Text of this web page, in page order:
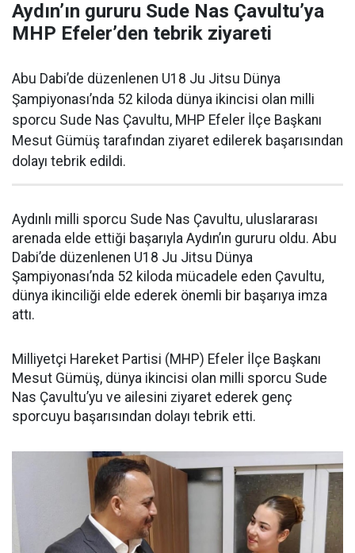
Aydın’ın gururu Sude Nas Çavultu’ya
MHP Efeler’den tebrik ziyareti
Abu Dabi’de düzenlenen U18 Ju Jitsu Dünya
Şampiyonası’nda 52 kiloda dünya ikincisi olan milli
sporcu Sude Nas Çavultu, MHP Efeler İlçe Başkanı
Mesut Gümüş tarafından ziyaret edilerek başarısından
dolayı tebrik edildi.
Aydınlı milli sporcu Sude Nas Çavultu, uluslararası
arenada elde ettiği başarıyla Aydın’ın gururu oldu. Abu
Dabi’de düzenlenen U18 Ju Jitsu Dünya
Şampiyonası’nda 52 kiloda mücadele eden Çavultu,
dünya ikinciliği elde ederek önemli bir başarıya imza
attı.
Milliyetçi Hareket Partisi (MHP) Efeler İlçe Başkanı
Mesut Gümüş, dünya ikincisi olan milli sporcu Sude
Nas Çavultu’yu ve ailesini ziyaret ederek genç
sporcuyu başarısından dolayı tebrik etti.